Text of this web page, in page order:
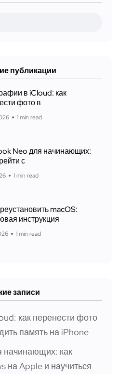
публикации
в iCloud: как
фото в
1 min read
Neo для начинающих:
с
1 min read
macOS:
инструкция
1 min read
записи
как перенести фото
память на iPhone
начинающих: как
на Apple и научиться